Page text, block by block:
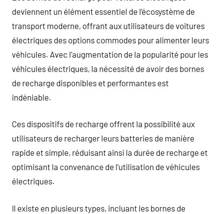
deviennent un élément essentiel de l’écosystème de
transport moderne, offrant aux utilisateurs de voitures
électriques des options commodes pour alimenter leurs
véhicules. Avec l’augmentation de la popularité pour les
véhicules électriques, la nécessité de avoir des bornes
de recharge disponibles et performantes est
indéniable.
Ces dispositifs de recharge offrent la possibilité aux
utilisateurs de recharger leurs batteries de manière
rapide et simple, réduisant ainsi la durée de recharge et
optimisant la convenance de l’utilisation de véhicules
électriques.
Il existe en plusieurs types, incluant les bornes de